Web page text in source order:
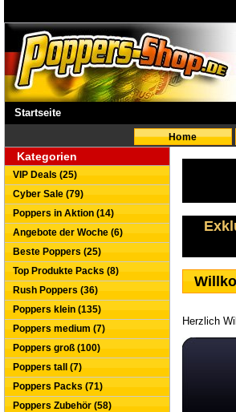
Startseite
Home
Kategorien
VIP Deals (25)
Cyber Sale (79)
Poppers in Aktion (14)
Angebote der Woche (6)
Beste Poppers (25)
Top Produkte Packs (8)
Rush Poppers (36)
Poppers klein (135)
Poppers medium (7)
Poppers groß (100)
Poppers tall (7)
Poppers Packs (71)
Poppers Zubehör (58)
Herzlich